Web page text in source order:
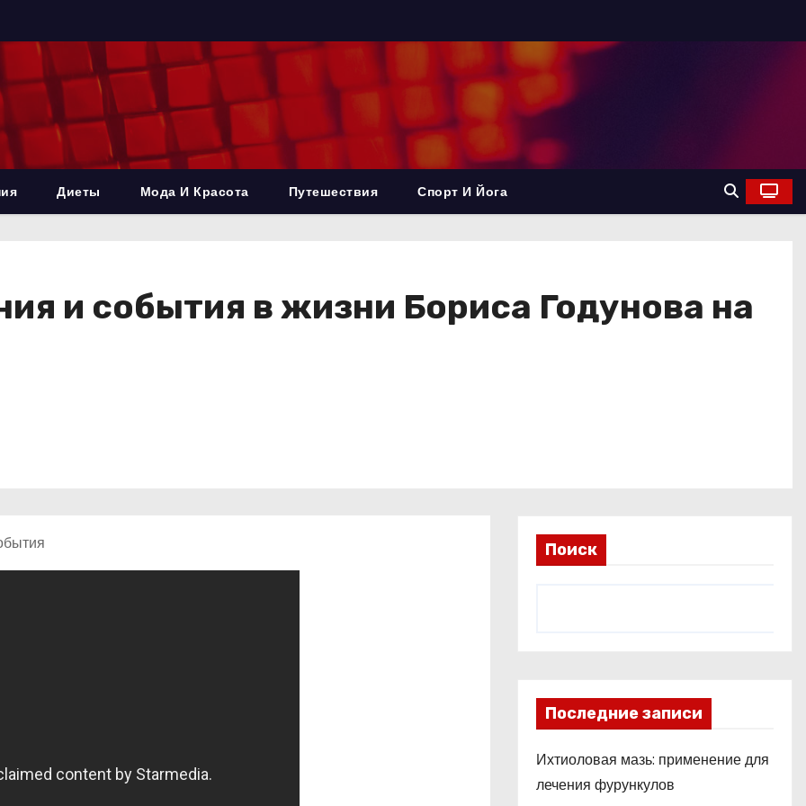
Диеты Мода И Красота Путешествия Спорт И Йога
и события в жизни Бориса Годунова на
Поиск
Последние записи
Ихтиоловая мазь: применение для
лечения фурункулов